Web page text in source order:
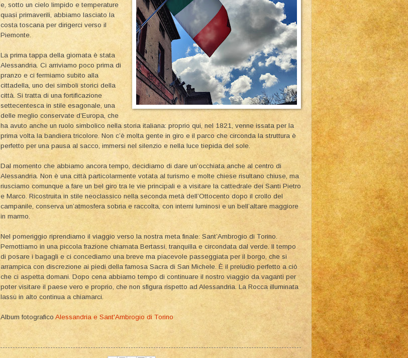
e, sotto un cielo limpido e temperature
quasi primaverili, abbiamo lasciato la
costa toscana per dirigerci verso il
Piemonte.
La prima tappa della giornata è stata
Alessandria. Ci arriviamo poco prima di
pranzo e ci fermiamo subito alla
cittadella, uno dei simboli storici della
città. Si tratta di una fortificazione
settecentesca in stile esagonale, una
delle meglio conservate d’Europa, che
ha avuto anche un ruolo simbolico nella storia italiana: proprio qui, nel 1821, venne issata per la
prima volta la bandiera tricolore. Non c’è molta gente in giro e il parco che circonda la struttura è
perfetto per una pausa al sacco, immersi nel silenzio e nella luce tiepida del sole.
Dal momento che abbiamo ancora tempo, decidiamo di dare un’occhiata anche al centro di
Alessandria. Non è una città particolarmente votata al turismo e molte chiese risultano chiuse, ma
riusciamo comunque a fare un bel giro tra le vie principali e a visitare la cattedrale dei Santi Pietro
e Marco. Ricostruita in stile neoclassico nella seconda metà dell’Ottocento dopo il crollo del
campanile, conserva un’atmosfera sobria e raccolta, con interni luminosi e un bell’altare maggiore
in marmo.
Nel pomeriggio riprendiamo il viaggio verso la nostra meta finale: Sant’Ambrogio di Torino.
Pernottiamo in una piccola frazione chiamata Bertassi, tranquilla e circondata dal verde. Il tempo
di posare i bagagli e ci concediamo una breve ma piacevole passeggiata per il borgo, che si
arrampica con discrezione ai piedi della famosa Sacra di San Michele. È il preludio perfetto a ciò
che ci aspetta domani. Dopo cena abbiamo tempo di continuare il nostro viaggio da vaganti per
poter visitare il paese vero e proprio, che non sfigura rispetto ad Alessandria. La Rocca illuminata
lassù in alto continua a chiamarci.
Album fotografico Alessandria e Sant'Ambrogio di Torino